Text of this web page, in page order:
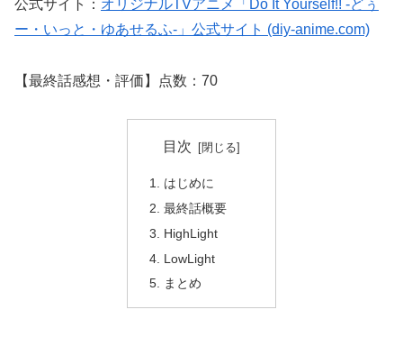
公式サイト： オリジナルTVアニメ「Do It Yourself!! -どぅ
ー・いっと・ゆあせるふ-」公式サイト (diy-anime.com)
【最終話感想・評価】点数：70
目次
はじめに
最終話概要
HighLight
LowLight
まとめ